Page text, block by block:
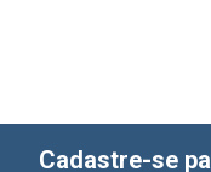
Cadastre-se